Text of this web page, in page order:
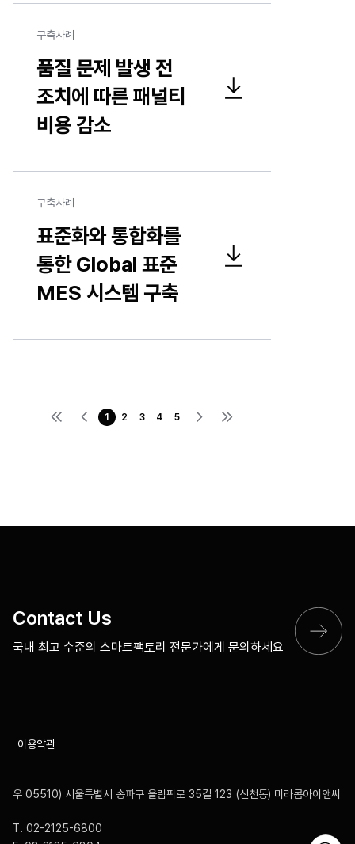
구축사례
품질 문제 발생 전
조치에 따른 패널티
비용 감소
구축사례
표준화와 통합화를
통한 Global 표준
MES 시스템 구축
1 2 3 4 5
Contact Us
국내 최고 수준의 스마트팩토리 전문가에게 문의하세요
이용약관
우 05510) 서울특별시 송파구 올림픽로 35길 123 (신천동) 미라콤아이앤씨
T. 02-2125-6800
문의하기